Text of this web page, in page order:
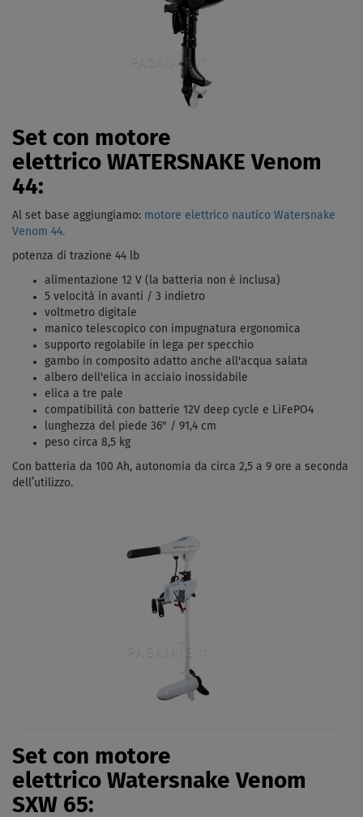
Set con motore
elettrico WATERSNAKE Venom
44:
Al set base aggiungiamo: motore elettrico nautico Watersnake
Venom 44.
potenza di trazione 44 lb
alimentazione 12 V (la batteria non è inclusa)
5 velocità in avanti / 3 indietro
voltmetro digitale
manico telescopico con impugnatura ergonomica
supporto regolabile in lega per specchio
gambo in composito adatto anche all'acqua salata
albero dell'elica in acciaio inossidabile
elica a tre pale
compatibilità con batterie 12V deep cycle e LiFePO4
lunghezza del piede 36" / 91,4 cm
peso circa 8,5 kg
Con batteria da 100 Ah, autonomia da circa 2,5 a 9 ore a seconda
dell’utilizzo.
Set con motore
elettrico Watersnake Venom
SXW 65: